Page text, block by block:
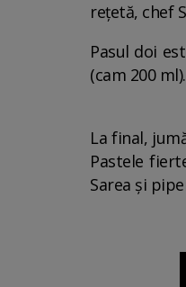
rețetă, chef
Pasul doi
(cam 200
La final,
Pastele
Sarea și